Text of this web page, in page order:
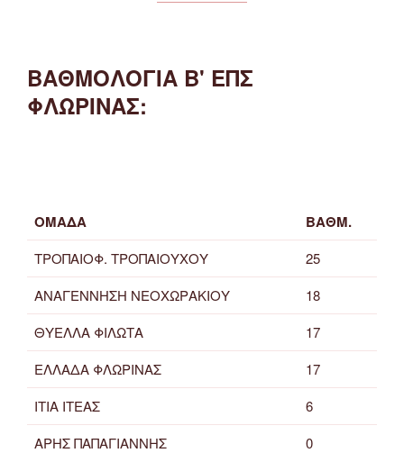
ΒΑΘΜΟΛΟΓΙΑ Β' ΕΠΣ
ΦΛΩΡΙΝΑΣ:
ΟΜΑΔΑ ΒΑΘΜ.
ΤΡΟΠΑΙΟΦ. ΤΡΟΠΑΙΟΥΧΟΥ
25
ΑΝΑΓΕΝΝΗΣΗ ΝΕΟΧΩΡΑΚΙΟΥ
18
ΘΥΕΛΛΑ ΦΙΛΩΤΑ
17
ΕΛΛΑΔΑ ΦΛΩΡΙΝΑΣ
17
ΙΤΙΑ ΙΤΕΑΣ
6
ΑΡΗΣ ΠΑΠΑΓΙΑΝΝΗΣ
0